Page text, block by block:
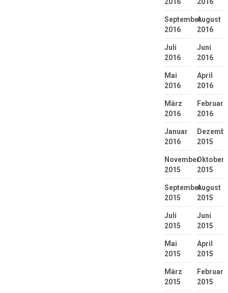
September
2016
August
2016
Juli
2016
Juni
2016
Mai
2016
April
2016
März
2016
Februar
2016
Januar
2016
2015
November
2015
Oktober
2015
September
2015
August
2015
Juli
2015
Juni
2015
Mai
2015
April
2015
März
2015
Februar
2015